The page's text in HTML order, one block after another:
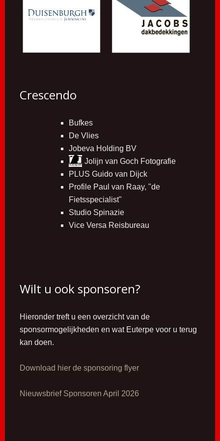
Crescendo
Bufkes
De Vlies
Jobeva Holding BV
Jolijn van Goch Fotografie
PLUS Guido van Dijck
Profile Paul van Raay, "de
Fietsspecialist"
Studio Spinazie
Vice Versa Reisbureau
Wilt u ook sponsoren?
Hieronder treft u een overzicht van de
sponsormogelijkheden en wat Euterpe voor u terug
kan doen.
Download hier de sponsoring flyer
Nieuwsbrief Sponsoren April 2026